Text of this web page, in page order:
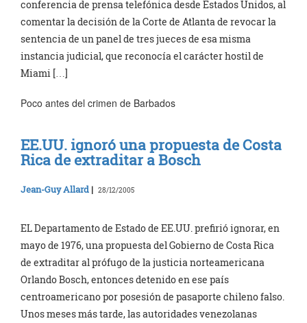
conferencia de prensa telefónica desde Estados Unidos, al
comentar la decisión de la Corte de Atlanta de revocar la
sentencia de un panel de tres jueces de esa misma
instancia judicial, que reconocía el carácter hostil de
Miami […]
Poco antes del crimen de Barbados
EE.UU. ignoró una propuesta de Costa
Rica de extraditar a Bosch
Jean-Guy Allard | 28/12/2005
EL Departamento de Estado de EE.UU. prefirió ignorar, en
mayo de 1976, una propuesta del Gobierno de Costa Rica
de extraditar al prófugo de la justicia norteamericana
Orlando Bosch, entonces detenido en ese país
centroamericano por posesión de pasaporte chileno falso.
Unos meses más tarde, las autoridades venezolanas